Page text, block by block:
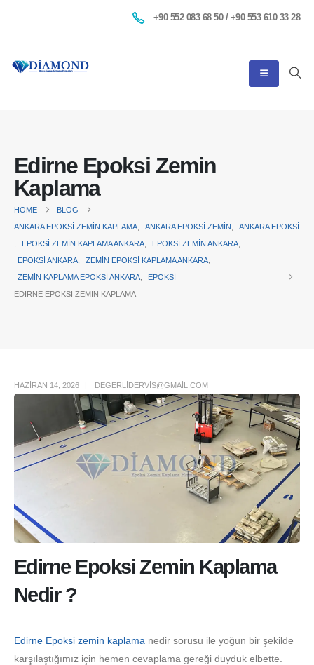
+90 552 083 68 50 / +90 553 610 33 28
Edirne Epoksi Zemin
Kaplama
HOME
BLOG
ANKARA EPOKSI ZEMIN KAPLAMA
ANKARA EPOKSI ZEMIN
ANKARA EPOKSI
EPOKSI ZEMIN KAPLAMA ANKARA EPOKSI ZEMIN ANKARA
EPOKSI ANKARA
ZEMIN EPOKSI KAPLAMA ANKARA
ZEMIN KAPLAMA EPOKSI ANKARA
EPOKSI
EDIRNE EPOKSI ZEMIN KAPLAMA
HAZIRAN 14, 2026 DEGERLIDERVIS@GMAIL.COM
Edirne Epoksi Zemin Kaplama
Nedir ?
Edirne Epoksi zemin kaplama nedir sorusu ile yoğun bir şekilde
karşılaştığımız için hemen cevaplama gereği duyduk elbette.
Author Box